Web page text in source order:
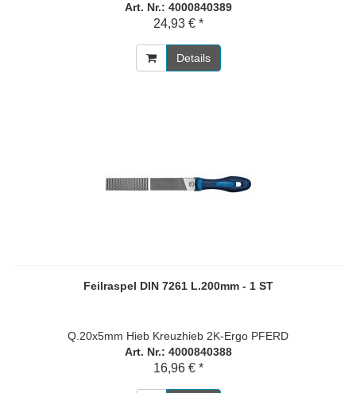
Art. Nr.: 4000840389
24,93 € *
Details
Feilraspel DIN 7261 L.200mm - 1 ST
Q.20x5mm Hieb Kreuzhieb 2K-Ergo PFERD
Art. Nr.: 4000840388
16,96 € *